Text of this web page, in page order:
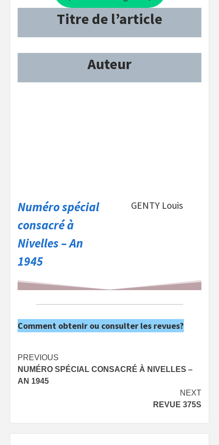
Titre de l’article
Auteur
Numéro spécial
consacré à
Nivelles – An
1945
GENTY Louis
Comment obtenir ou consulter les revues?
Post
navigation
PREVIOUS
NUMÉRO SPÉCIAL CONSACRÉ À NIVELLES –
AN 1945
NEXT
REVUE 375S